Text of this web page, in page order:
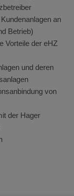
an
Betrieb)
Vorteile der eHZ
und deren
von
der Hager